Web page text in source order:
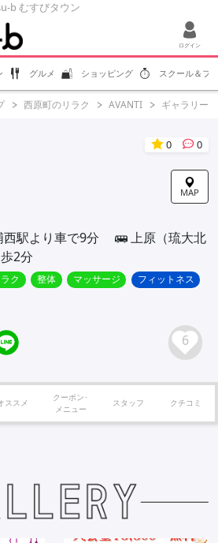
b むすびタウン
ログイン
グルメ ショッピング スクール＆フ
西原町のリラク AVANTI ギャラリー
0 0
MAP
西駅より車で9分
上原（琉大北
2分
ク 整体 マッサージ
フィットネス
6
ススメ
クーポン･
メニュー
スタッフ クチコミ